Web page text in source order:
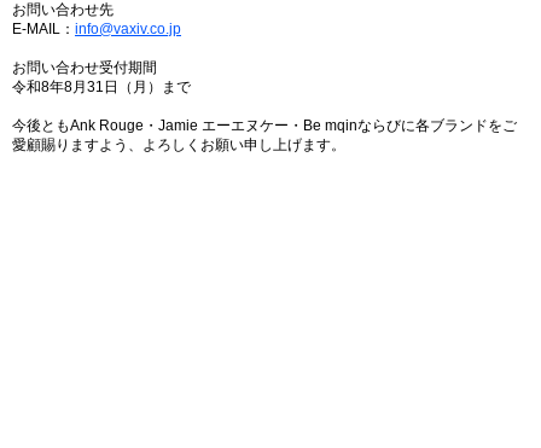
お問い合わせ先
E-MAIL： info@vaxiv.co.jp
お問い合わせ受付期間
令和8年8月31日（月）まで
今後ともAnk Rouge・Jamie エーエヌケー・Be mqinならびに各ブランドをご
愛顧賜りますよう、よろしくお願い申し上げます。